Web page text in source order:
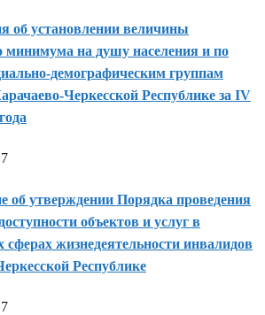
об установлении величины
минимума на душу населения и по
демографическим группам
Черкесской Республике за IV
об утверждении Порядка проведения
объектов и услуг в
жизнедеятельности инвалидов
Республике